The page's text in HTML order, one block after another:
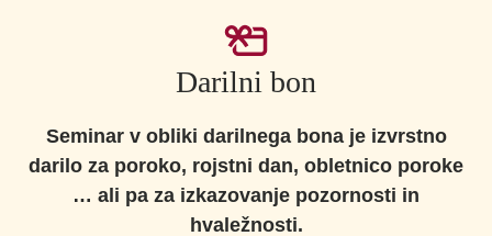
Darilni bon
Seminar v obliki darilnega bona je izvrstno
darilo za poroko, rojstni dan, obletnico poroke
… ali pa za izkazovanje pozornosti in
hvaležnosti.